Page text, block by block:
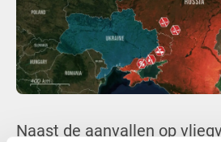
Naast de aanvallen op